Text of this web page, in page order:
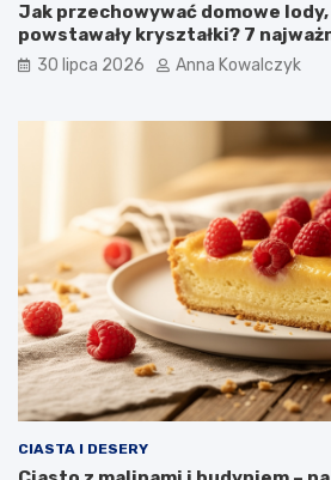
Jak przechowywać domowe
powstawały kryształki? 7
30 lipca 2026 Anna Kowalczyk
CIASTA I DESERY